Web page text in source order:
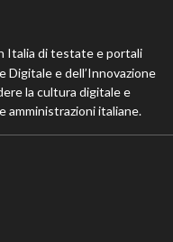
Italia di testate e portali
Digitale e dell’Innovazione
la cultura digitale e
amministrazioni italiane.